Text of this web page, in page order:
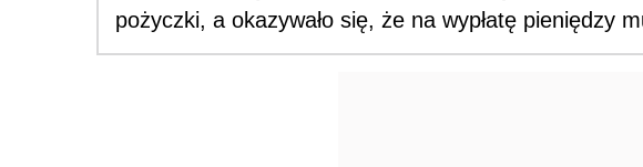
pożyczki, a okazywało się, że na wypłatę pieniędzy